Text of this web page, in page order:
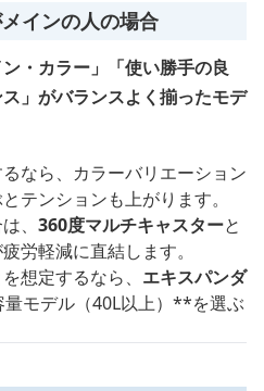
インの人の場合
・カラー」「使い勝手の良
」がバランスよく揃ったモデ
なら、カラーバリエーション
テンションも上がります。
、 360度マルチキャスターと
労軽減に直結します。
想定するなら、 エキスパンダ
モデル（40L以上）**を選ぶ